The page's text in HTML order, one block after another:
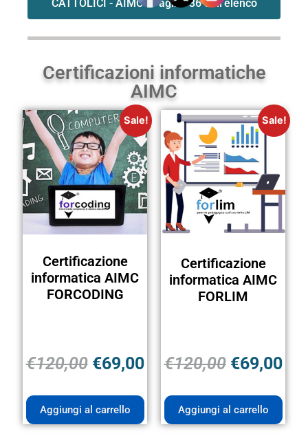
CATTOLICI - AIMC - Pagina 36 dell'elenco
Certificazioni informatiche
AIMC
Sale!
Certificazione
informatica AIMC
FORCODING
€120,00 €69,00
Aggiungi al carrello
Sale!
Certificazione
informatica AIMC
FORLIM
€120,00 €69,00
Aggiungi al carrello